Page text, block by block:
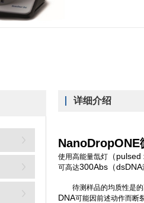
详细介绍
NanoDropONE
使用高能量氙灯 （
可高达300Abs（dsDNA
待测样品的均质性是
DNA可能因前述动作而断